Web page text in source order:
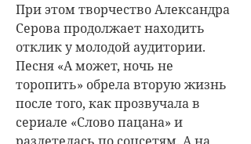
При этом творчество Александра
Серова продолжает находить
отклик у молодой аудитории.
Песня «А может, ночь не
торопить» обрела вторую жизнь
после того, как прозвучала в
сериале «Слово пацана» и